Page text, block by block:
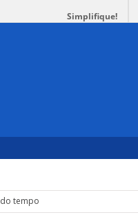
Simplifique!
tempo